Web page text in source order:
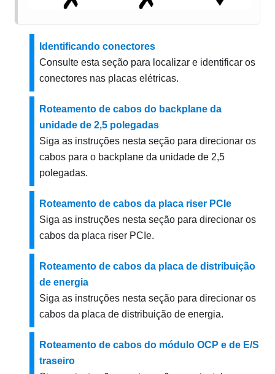
Identificando conectores
Consulte esta seção para localizar e identificar os
conectores nas placas elétricas.
Roteamento de cabos do backplane da
unidade de 2,5 polegadas
Siga as instruções nesta seção para direcionar os
cabos para o backplane da unidade de 2,5
polegadas.
Roteamento de cabos da placa riser PCIe
Siga as instruções nesta seção para direcionar os
cabos da placa riser PCIe.
Roteamento de cabos da placa de distribuição
de energia
Siga as instruções nesta seção para direcionar os
cabos da placa de distribuição de energia.
Roteamento de cabos do módulo OCP e de E/S
traseiro